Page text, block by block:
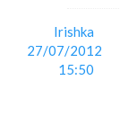
Irishka
27/07/2012
15:50